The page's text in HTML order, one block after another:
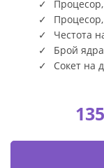
1TB
M.2
PCIe
Честота
Брой
Сокет на